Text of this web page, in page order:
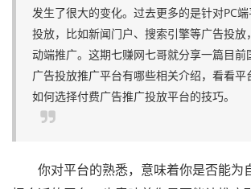
发生了很大的变化。过去更多的是针对PC
投放，比如新闻门户、搜索引擎等广告投放
动端推广。这期七赚网七哥就分享一篇目前
广告投放推广平台有哪些相关介绍，看看平
如何选择付费广告推广投放平台的技巧。
你对平台的熟悉，意味着你是否能为